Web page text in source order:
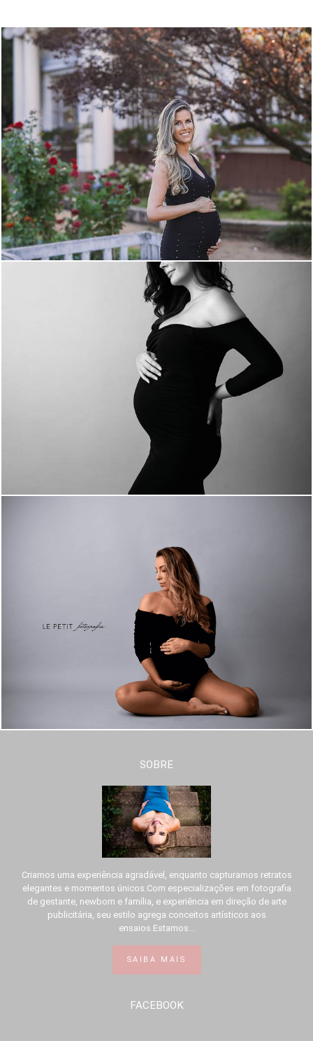
SOBRE
Criamos uma experiência agradável, enquanto capturamos retratos
elegantes e momentos únicos.Com especializações em fotografia
de gestante, newborn e família, e experiência em direção de arte
publicitária, seu estilo agrega conceitos artísticos aos
ensaios.Estamos...
SAIBA MAIS
FACEBOOK